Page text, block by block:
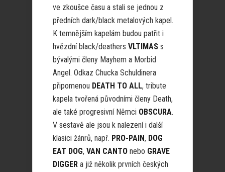
ve zkoušce času a stali se jednou z
předních dark/black metalových kapel.
K temnějším kapelám budou patřit i
hvězdní black/deathers VLTIMAS s
bývalými členy Mayhem a Morbid
Angel. Odkaz Chucka Schuldinera
připomenou DEATH TO ALL, tribute
kapela tvořená původními členy Death,
ale také progresivní Němci OBSCURA.
V sestavě ale jsou k nalezení i další
klasici žánrů, např. PRO-PAIN, DOG
EAT DOG, VAN CANTO nebo GRAVE
DIGGER a již několik prvních českých